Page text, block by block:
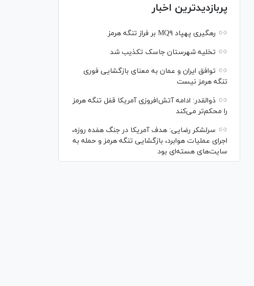
پربازدیدترین اخبار
رهگیری پهپاد MQ۹ بر فراز تنگه هرمز
تخلیه شهرستان جاسک تکذیب شد
توافق ایران و عمان به معنای بازگشایی فوری
تنگه هرمز نیست
ذوالقدر: ادامه آتش‌افروزی آمریکا قفل تنگه هرمز
را محکم‌تر می‌کند
سرلشکر رضایی: هدف آمریکا در جنگ هفده روزه،
اجرای عملیات هوابرد، بازگشایی تنگه هرمز و حمله به
سایت‌های هسته‌ای بود